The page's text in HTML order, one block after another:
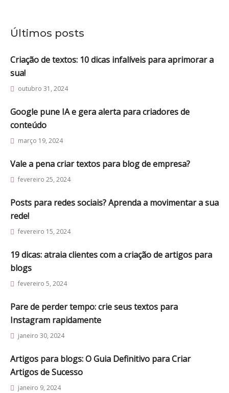
Últimos posts
Criação de textos: 10 dicas infalíveis para aprimorar a
sua!
outubro 31, 2024
Google pune IA e gera alerta para criadores de
conteúdo
março 19, 2024
Vale a pena criar textos para blog de empresa?
fevereiro 25, 2024
Posts para redes sociais? Aprenda a movimentar a sua
rede!
fevereiro 15, 2024
19 dicas: atraia clientes com a criação de artigos para
blogs
fevereiro 5, 2024
Pare de perder tempo: crie seus textos para
Instagram rapidamente
janeiro 30, 2024
Artigos para blogs: O Guia Definitivo para Criar
Artigos de Sucesso
janeiro 9, 2024